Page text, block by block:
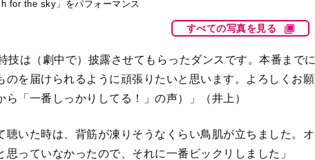
for the sky」をパフォーマンス
すべての写真を見る
技は（劇中で）披露させてもらったダンスです。本番までに
のを届けられるように頑張りたいと思います。よろしくお願
ら「一番しっかりしてる！」の声）」（井上）
聴いた時は、背筋が凍りそうなくらい鳥肌が立ちました。オ
思っていなかったので、それに一番ビックリしました」